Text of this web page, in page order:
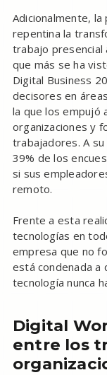
Adicionalmente, la
repentina la
trabajo presencial
que más se ha
Digital Business
decisores en
la que los empujó
organizaciones y
trabajadores. A
39% de los
si sus
remoto.
Frente a esta
tecnologías en
empresa que no
está condenada a
tecnología nunca
Digital
entre los